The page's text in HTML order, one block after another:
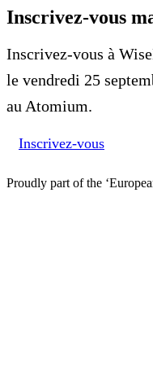
Inscrivez-vous
Inscrivez-vous à
le vendredi 25
au Atomium.
Inscrivez-vous
Proudly part of the